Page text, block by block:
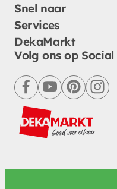
Snel naar
Services
DekaMarkt
Volg ons op
facebookyoutubepinterest